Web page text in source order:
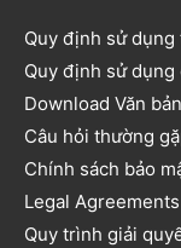
Quy định sử dụng
Quy định sử dụng
Download Văn bản
Câu hỏi thường
Chính sách bảo
Legal Agreements
Quy trình giải